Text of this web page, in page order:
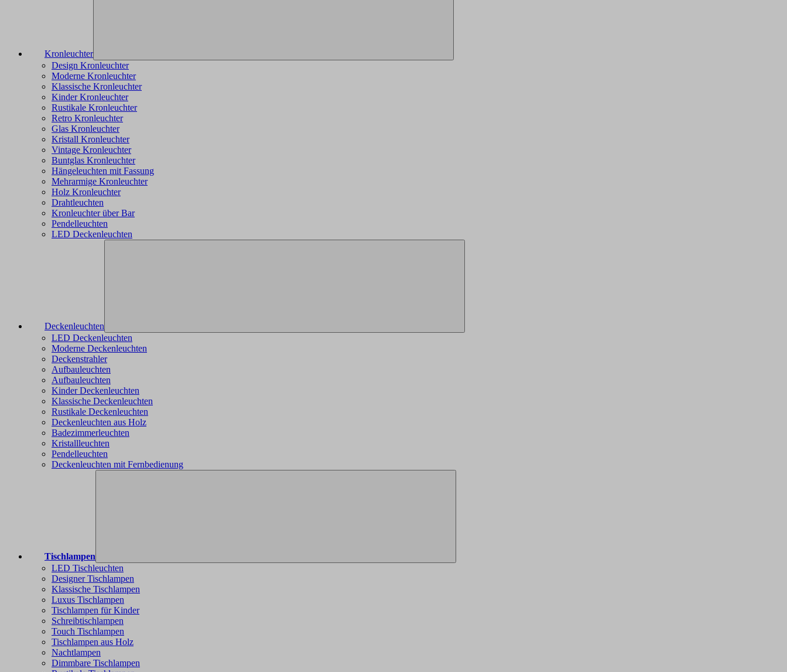
Kronleuchter
Design Kronleuchter
Moderne Kronleuchter
Klassische Kronleuchter
Kinder Kronleuchter
Rustikale Kronleuchter
Retro Kronleuchter
Glas Kronleuchter
Kristall Kronleuchter
Vintage Kronleuchter
Buntglas Kronleuchter
Hängeleuchten mit Fassung
Mehrarmige Kronleuchter
Holz Kronleuchter
Drahtleuchten
Kronleuchter über Bar
Pendelleuchten
LED Deckenleuchten
Deckenleuchten
LED Deckenleuchten
Moderne Deckenleuchten
Deckenstrahler
Aufbauleuchten
Aufbauleuchten
Kinder Deckenleuchten
Klassische Deckenleuchten
Rustikale Deckenleuchten
Deckenleuchten aus Holz
Badezimmerleuchten
Kristallleuchten
Pendelleuchten
Deckenleuchten mit Fernbedienung
Tischlampen
LED Tischleuchten
Designer Tischlampen
Klassische Tischlampen
Luxus Tischlampen
Tischlampen für Kinder
Schreibtischlampen
Touch Tischlampen
Tischlampen aus Holz
Nachtlampen
Dimmbare Tischlampen